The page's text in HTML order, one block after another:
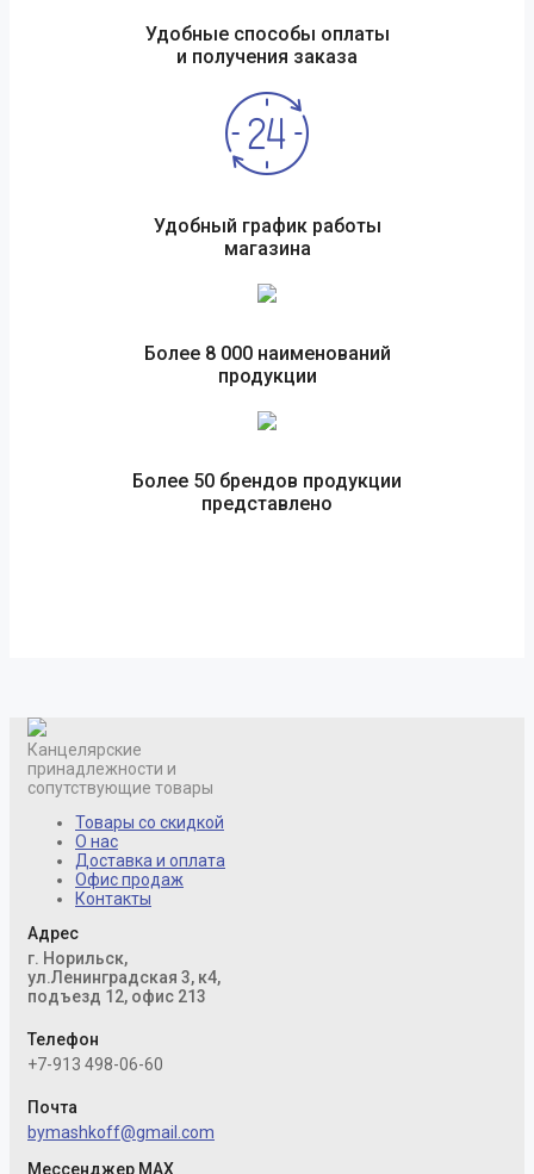
Удобные способы оплаты
и получения заказа
Удобный график работы
магазина
Более 8 000 наименований
продукции
Более 50 брендов продукции
представлено
Канцелярские
принадлежности и
сопутствующие товары
Товары со скидкой
О нас
Доставка и оплата
Офис продаж
Контакты
Адрес
г. Норильск,
ул.Ленинградская 3, к4,
подъезд 12, офис 213
Телефон
+7-913 498-06-60
Почта
bymashkoff@gmail.com
Мессенджер MAX